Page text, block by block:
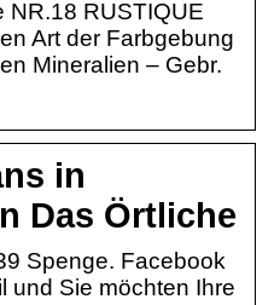
NR.18 RUSTIQUE
Art der Farbgebung
Mineralien – Gebr.
in
Das Örtliche
Spenge. Facebook
und Sie möchten Ihre